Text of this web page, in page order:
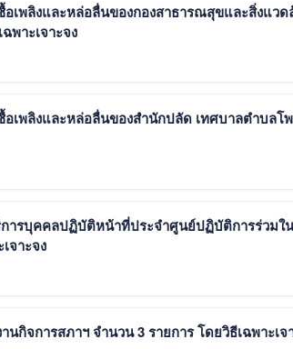
เพลิงและหล่อลื่นของกองสาธารณสุขและสิ่งแว
ษายน 2569 โดยวิธีเฉพาะเจาะจง
เพลิงและหล่อลื่นของสำนักปลัด เทศบาลตำบลโ
การบุคคลปฏิบัติหน้าที่ประจำศูนย์ปฏิบัติการร่วมใ
ธีเฉพาะเจาะจง
ประกาศผู้ชนะการเสนอราคา จ้างทำป้ายงานกิจการสภาฯ จำนวน 3 รายการ